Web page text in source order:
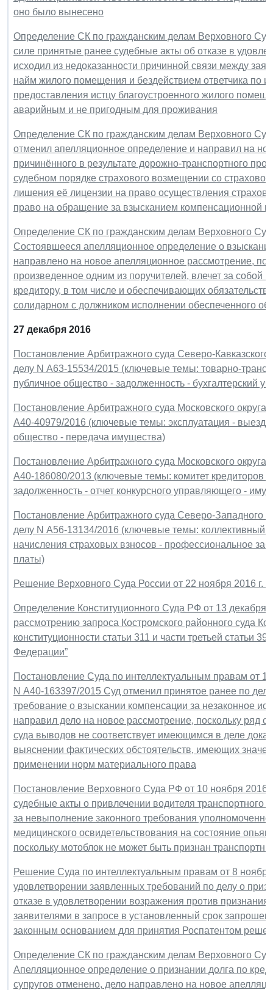
оно было вынесено
Определение СК по гражданским делам Верховного
силе принятые ранее судебные акты об отказе в
исходил из недоказанности причинной связи между
найм жилого помещения и бездействием ответчика по
предоставления истцу благоустроенного жилого
аварийным и не пригодным для проживания
Определение СК по гражданским делам Верховного
отменил апелляционное определение и направил на
причинённого в результате дорожно-транспортного
судебном порядке страхового возмещении со
лишения её лицензии на право осуществления
право на обращение за взысканием компенсационной
Определение СК по гражданским делам Верховного
Состоявшееся апелляционное определение о
направлено на новое апелляционное рассмотрение,
произведенное одним из поручителей, влечет за
кредитору, в том числе и обеспечивающих
солидарном с должником исполнении обеспеченного
27 декабря 2016
Постановление Арбитражного суда Северо-
делу N А63-15534/2015 (ключевые темы: товарно-
публичное общество - задолженность - бухгалтерский
Постановление Арбитражного суда Московского
А40-40979/2016 (ключевые темы: эксплуатация -
общество - передача имущества)
Постановление Арбитражного суда Московского округа
А40-186080/2013 (ключевые темы: комитет кредиторов -
задолженность - отчет конкурсного управляющего -
Постановление Арбитражного суда Северо-Западного
делу N А56-13134/2016 (ключевые темы: коллективный
начисления страховых взносов - профессиональное
платы)
Решение Верховного Суда России от 22 ноября 2016
Определение Конституционного Суда РФ от 13 декабря
рассмотрению запроса Костромского районного суда
конституционности статьи 311 и части третьей статьи
Федерации”
Постановление Суда по интеллектуальным правам от
N А40-163397/2015 Суд отменил принятое ранее по
требование о взыскании компенсации за незаконное
направил дело на новое рассмотрение, поскольку ряд
суда выводов не соответствует имеющимся в деле
выяснении фактических обстоятельств, имеющих
применении норм материального права
Постановление Верховного Суда РФ от 10 ноября
судебные акты о привлечении водителя транспортного
за невыполнение законного требования
медицинского освидетельствования на состояние
поскольку мотоблок не может быть признан
Решение Суда по интеллектуальным правам от 8
удовлетворении заявленных требований по делу о
отказе в удовлетворении возражения против
заявителями в запросе в установленный срок
законным основанием для принятия Роспатентом
Определение СК по гражданским делам Верховного
Апелляционное определение о признании долга по
супругов отменено, дело направлено на новое